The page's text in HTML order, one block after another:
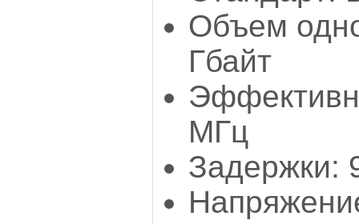
Объем
Гбайт
МГц
Задержки: